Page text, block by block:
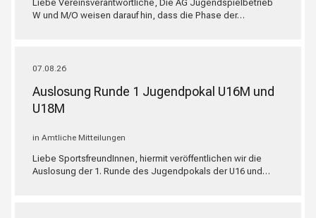
Liebe Vereinsverantwortliche, Die AG Jugendspielbetrieb
W und M/O weisen darauf hin, dass die Phase der…
07.08.26
Auslosung Runde 1 Jugendpokal U16M und
U18M
in Amtliche Mitteilungen
Liebe SportsfreundInnen, hiermit veröffentlichen wir die
Auslosung der 1. Runde des Jugendpokals der U16 und…